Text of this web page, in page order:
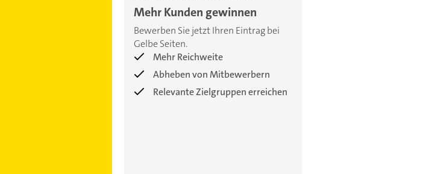
Mehr Kunden gewinnen
Bewerben Sie jetzt Ihren Eintrag bei
Gelbe Seiten.
Mehr Reichweite
Abheben von Mitbewerbern
Relevante Zielgruppen erreichen